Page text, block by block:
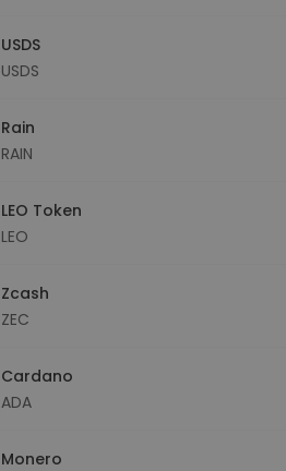
USDS
USDS
Rain
RAIN
LEO Token
LEO
Zcash
ZEC
Cardano
ADA
Monero